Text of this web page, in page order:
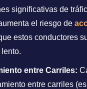
significativas de
el riesgo de
estos conductores
entre Carriles:
entre carriles